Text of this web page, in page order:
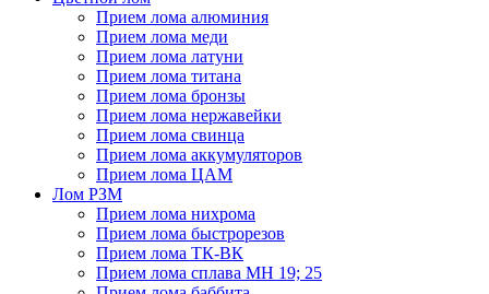
Прием лома алюминия
Прием лома меди
Прием лома латуни
Прием лома титана
Прием лома бронзы
Прием лома нержавейки
Прием лома свинца
Прием лома аккумуляторов
Прием лома ЦАМ
Лом РЗМ
Прием лома нихрома
Прием лома быстрорезов
Прием лома ТК-ВК
Прием лома сплава МН 19; 25